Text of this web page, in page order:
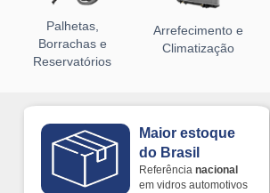
Palhetas,
Borrachas e
Reservatórios
Arrefecimento e
Climatização
Maior estoque
do Brasil
Referência nacional
em vidros automotivos